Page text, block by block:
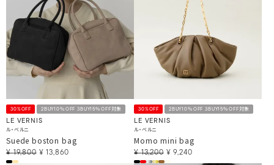
30%OFF 2BUY10％OFF 3BUY15％OFF対象
LE VERNIS
ル・ベルニ
Suede boston bag
¥ 19,800 ¥ 13,860
30%OFF 2BUY10％OFF 3BUY15％OFF対象
LE VERNIS
ル・ベルニ
Momo mini bag
¥ 13,200 ¥ 9,240